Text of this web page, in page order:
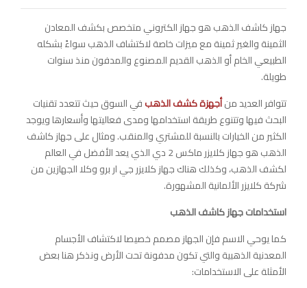
جهاز كاشف الذهب هو جهاز الكتروني متخصص بكشف المعادن
الثمينة والغير ثمينة مع ميزات خاصة لاكتشاف الذهب سواءً بشكله
الطبيعي الخام أو الذهب القديم المصنوع والمدفون منذ سنوات
طويلة.
تتوافر العديد منأجهزة كشف الذهبفي السوق حيث تتعدد تقنيات
البحث فيها وتتنوع طريقة استخدامها ومدى فعاليتها وأسعارها ويوجد
الكثير من الخيارات بالنسبة للمشتري والمنقب. ومثال على جهاز كاشف
الذهب هو جهاز كلايزر ماكس 2 دي الذي يعد الأفضل في العالم
لكشف الذهب، وكذلك هناك جهاز كلايزر جي ار برو وكلا الجهازين من
شركة كلايزر الألمانية المشهورة.
استخدامات جهاز كاشف الذهب
كما يوحي الاسم فإن الجهاز مصمم خصيصا لاكتشاف الأجسام
المعدنية الذهبية والتي تكون مدفونة تحت الأرض ونذكر هنا بعض
الأمثلة على الاستخدامات: